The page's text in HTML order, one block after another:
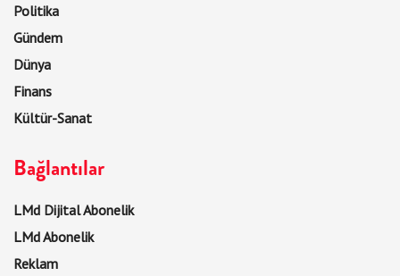
Politika
Gündem
Dünya
Finans
Kültür-Sanat
Bağlantılar
LMd Dijital Abonelik
LMd Abonelik
Reklam